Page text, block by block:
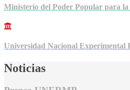
Ministerio del Poder Popular para
Universidad Nacional Experimental
Noticias